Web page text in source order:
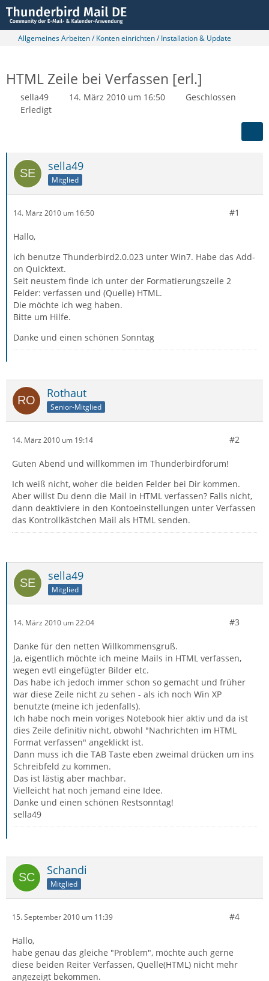
Allgemeines Arbeiten / Konten einrichten / Installation & Update
HTML Zeile bei Verfassen [erl.]
sella49 14. März 2010 um 16:50
Geschlossen
Erledigt
sella49
Mitglied
14. März 2010 um 16:50 #1
Hallo,
ich benutze Thunderbird2.0.023 unter Win7. Habe das Add-
on Quicktext.
Seit neustem finde ich unter der Formatierungszeile 2
Felder: verfassen und (Quelle) HTML.
Die möchte ich weg haben.
Bitte um Hilfe.
Danke und einen schönen Sonntag
Rothaut
Senior-Mitglied
14. März 2010 um 19:14 #2
Guten Abend und willkommen im Thunderbirdforum!
Ich weiß nicht, woher die beiden Felder bei Dir kommen.
Aber willst Du denn die Mail in HTML verfassen? Falls nicht,
dann deaktiviere in den Kontoeinstellungen unter Verfassen
das Kontrollkästchen Mail als HTML senden.
sella49
Mitglied
14. März 2010 um 22:04 #3
Danke für den netten Willkommensgruß.
Ja, eigentlich möchte ich meine Mails in HTML verfassen,
wegen evtl eingefügter Bilder etc.
Das habe ich jedoch immer schon so gemacht und früher
war diese Zeile nicht zu sehen - als ich noch Win XP
benutzte (meine ich jedenfalls).
Ich habe noch mein voriges Notebook hier aktiv und da ist
dies Zeile definitiv nicht, obwohl "Nachrichten im HTML
Format verfassen" angeklickt ist.
Dann muss ich die TAB Taste eben zweimal drücken um ins
Schreibfeld zu kommen.
Das ist lästig aber machbar.
Vielleicht hat noch jemand eine Idee.
Danke und einen schönen Restsonntag!
sella49
Schandi
Mitglied
15. September 2010 um 11:39 #4
Hallo,
habe genau das gleiche "Problem", möchte auch gerne
diese beiden Reiter Verfassen, Quelle(HTML) nicht mehr
angezeigt bekommen.